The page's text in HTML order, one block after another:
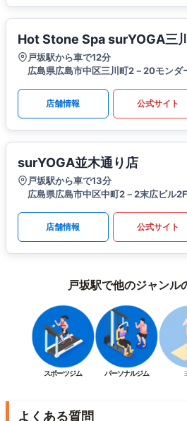
Hot Stone Spa surYOGA三
戸坂駅から車で12分
広島県広島市中区三川町2－20モンダ
店舗情報 公式サイト
surYOGA並木通り店
戸坂駅から車で13分
広島県広島市中区中町2－2末広ビル2F
店舗情報 公式サイト
戸坂駅で他のジャンル
スポーツジム パーソナルジム
よくある質問